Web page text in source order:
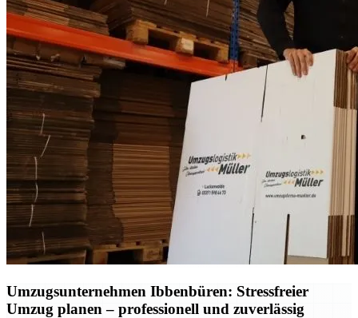
Umzugsunternehmen Ibbenbüren: Stressfreier
Umzug planen – professionell und zuverlässig